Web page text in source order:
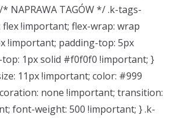
NAPRAWA TAGÓW */ .k-tags-
!important; flex-wrap: wrap
!important; padding-top: 5px
1px solid #f0f0f0 !important; }
11px !important; color: #999
none !important; transition:
font-weight: 500 !important; } .k-